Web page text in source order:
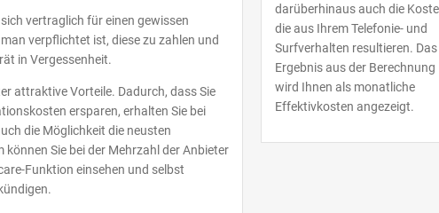
vertraglich für einen gewissen
verpflichtet ist, diese zu zahlen und
in Vergessenheit.
attraktive Vorteile. Dadurch, dass Sie
ersparen, erhalten Sie bei
die Möglichkeit die neusten
Sie bei der Mehrzahl der Anbieter
Funktion einsehen und selbst
darüberhinaus auch die
die aus Ihrem Telefonie- und
Surfverhalten resultieren. Das
Ergebnis aus der Berechnung
wird Ihnen als monatliche
Effektivkosten angezeigt.